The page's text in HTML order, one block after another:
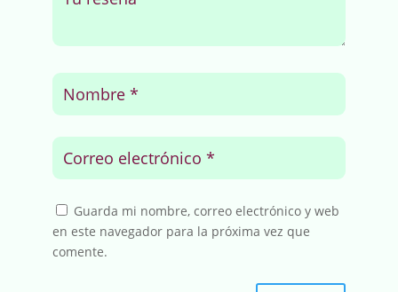
Guarda mi nombre, correo electrónico y web
en este navegador para la próxima vez que
comente.